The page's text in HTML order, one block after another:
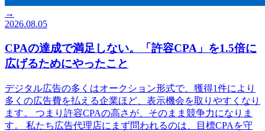
→
2026.08.05
CPAの達成で満足しない。「許容CPA」を1.5倍に
広げるためにやったこと
デジタル広告の多くはオークション形式で、獲得1件により
多くの広告費を払える企業ほど、表示機会を取りやすくなり
ます。 つまり許容CPAの高さが、そのまま競争力になりま
す。 私たち広告代理店にまず問われるのは、目標CPAを守